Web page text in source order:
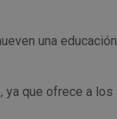
una educación
ya que ofrece a los